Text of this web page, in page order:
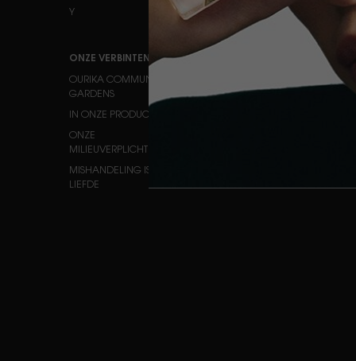
Y
ONZE VERBINTENISSEN
OURIKA COMMUNITY
GARDENS
IN ONZE PRODUCTEN
ONZE
MILIEUVERPLICHTINGEN
MISHANDELING IS GEEN
LIEFDE
NEEM CONTACT MET ONS OP